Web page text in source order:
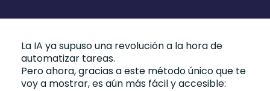
La IA ya supuso una revolución a la hora de
automatizar tareas.
Pero ahora, gracias a este método único que te
voy a mostrar, es aún más fácil y accesible: